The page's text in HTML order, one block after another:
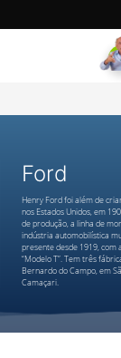
Ford
Henry Ford foi além de
nos Estados Unidos, em
de produção, a linha de
indústria automobilística
presente desde 1919, com
“Modelo T”. Tem três
Bernardo do Campo, em
Camaçari.